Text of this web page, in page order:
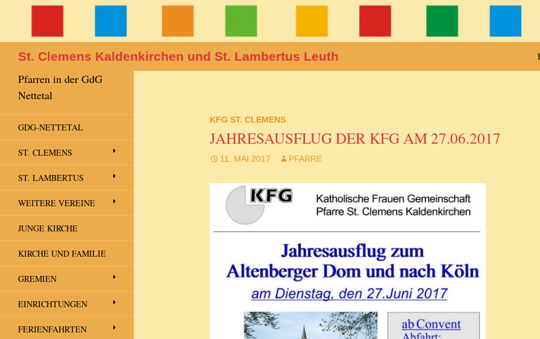
St. Clemens Kaldenkirchen und St. Lambertus Leuth
KFG ST. CLEMENS
JAHRESAUSFLUG DER KFG AM 27.06.2017
11. MAI 2017 PFARRE
Pfarren in der GdG
Nettetal
GDG-NETTETAL
ST. CLEMENS
ST. LAMBERTUS
WEITERE VEREINE
JUNGE KIRCHE
KIRCHE UND FAMILIE
GREMIEN
EINRICHTUNGEN
FERIENFAHRTEN